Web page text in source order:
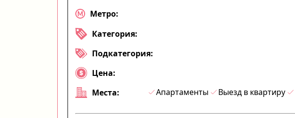
Метро:
Категория:
Подкатегория:
Цена:
Места:
Апартаменты Выезд в квартиру